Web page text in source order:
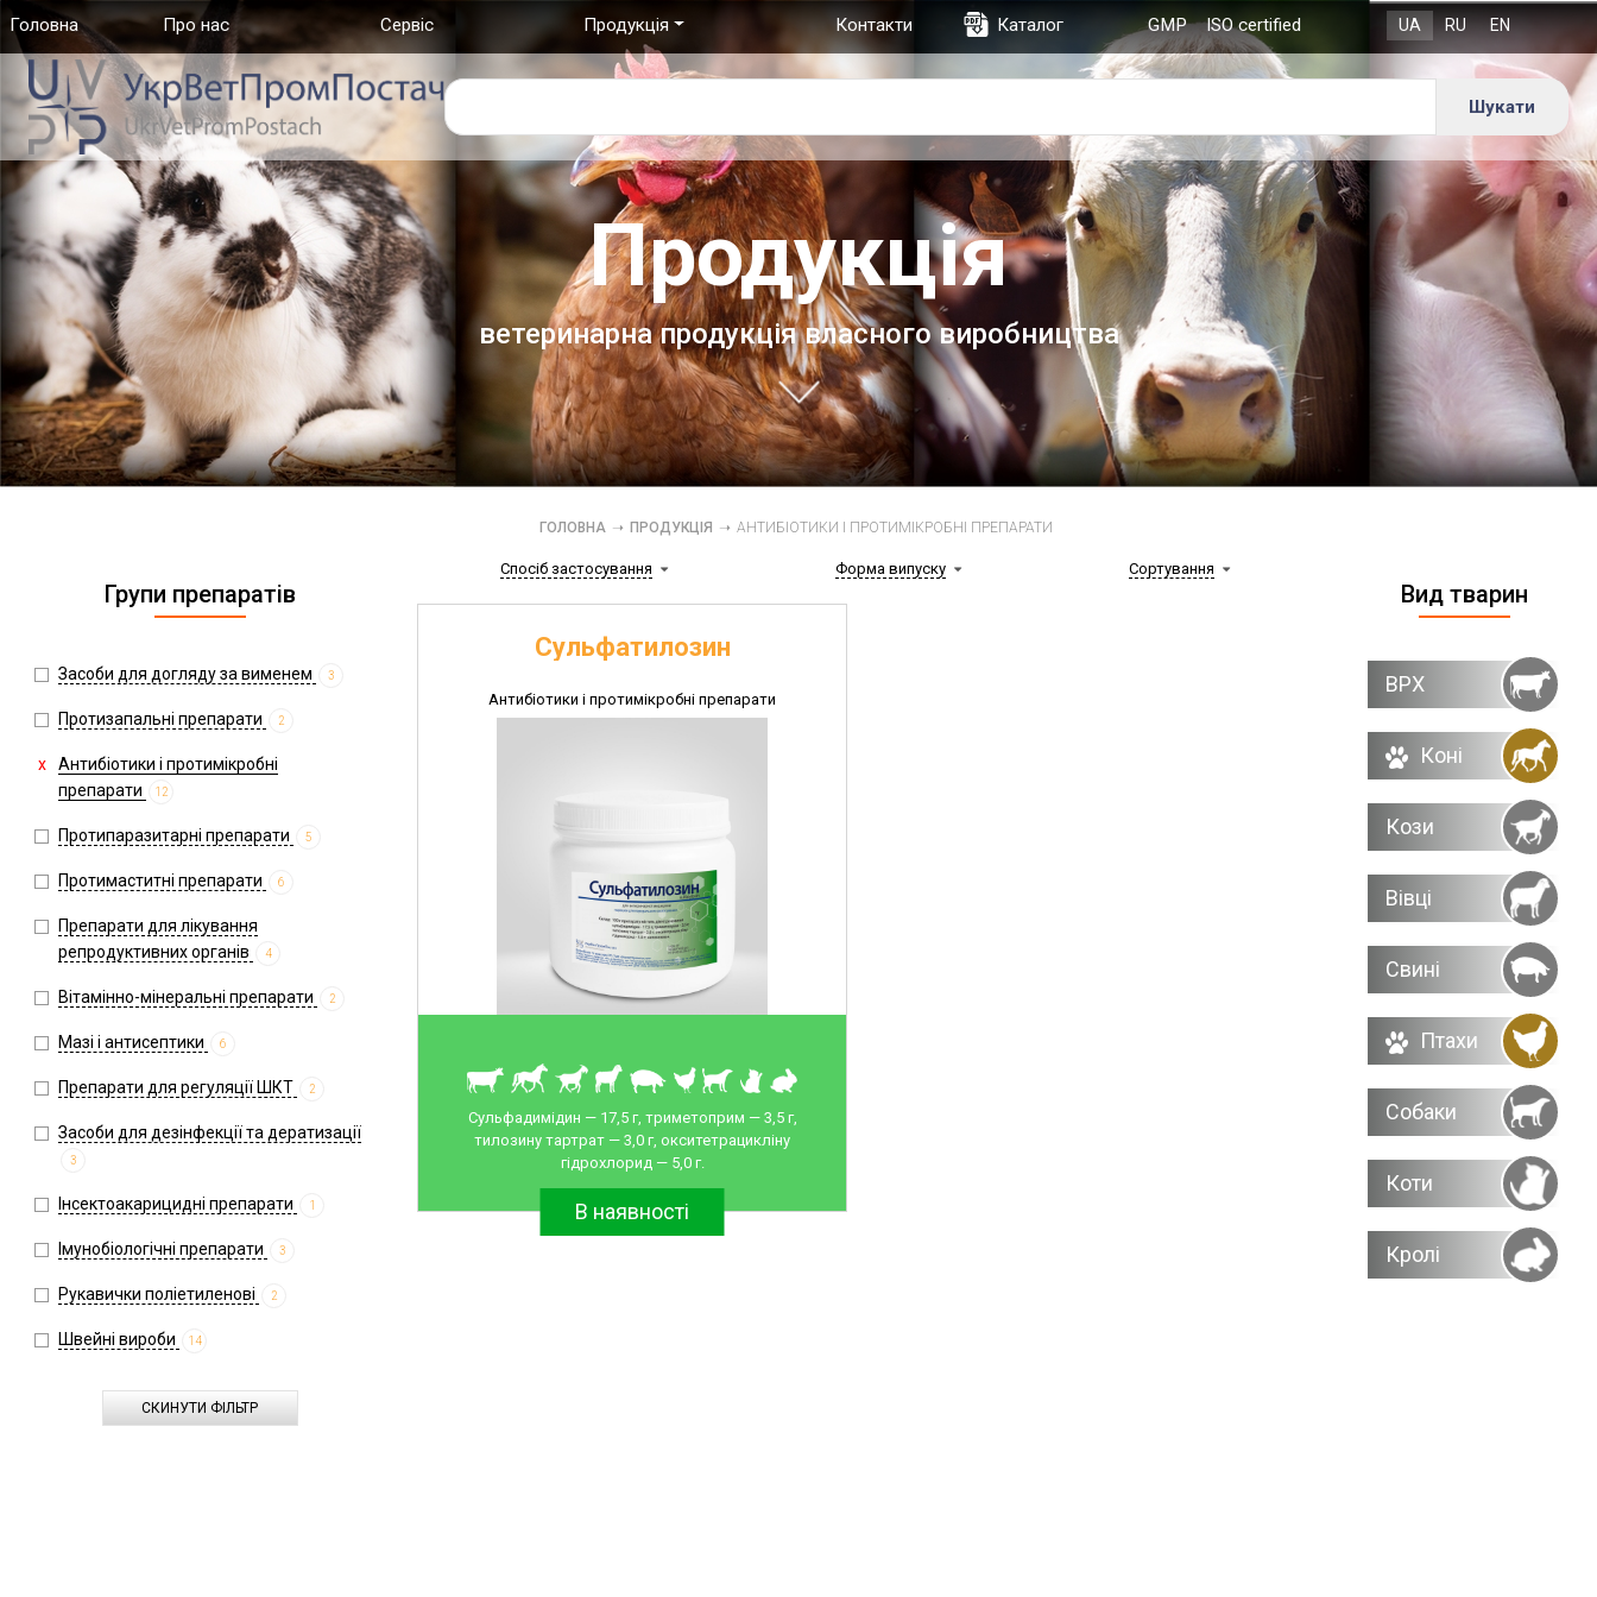
Головна(current) Про нас Сервіс Продукція Контакти Каталог GMP ISO certified
Продукція
ветеринарна продукція власного виробництва
ГОЛОВНА ➝ ПРОДУКЦІЯ ➝ АНТИБІОТИКИ І ПРОТИМІКРОБНІ ПРЕПАРАТИ
Групи препаратів
Засоби для догляду за вименем 3
Протизапальні препарати 2
Антибіотики і протимікробні
препарати
12
Протипаразитарні препарати 5
Протимаститні препарати 6
Препарати для лікування
репродуктивних органів
4
Вітамінно-мінеральні препарати 2
Мазі і антисептики 6
Препарати для регуляції ШКТ 2
Засоби для дезінфекції та дератизації
3
Інсектоакарицидні препарати 1
Імунобіологічні препарати 3
Рукавички поліетиленові 2
Швейні вироби 14
СКИНУТИ ФІЛЬТР
Спосіб застосування Форма випуску Сортування
Сульфатилозин
Антибіотики і протимікробні препарати
Сульфадимідин — 17,5 г, триметоприм — 3,5 г,
тилозину тартрат — 3,0 г, окситетрацикліну
гідрохлорид — 5,0 г.
В наявності
Вид тварин
ВРХ
Коні
Кози
Вівці
Свині
Птахи
Собаки
Коти
Кролі